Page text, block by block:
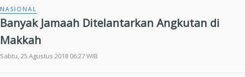
NASIONAL
Banyak Jamaah Ditelantarkan Angkutan di
Makkah
Sabtu, 25 Agustus 2018 06:27 WIB